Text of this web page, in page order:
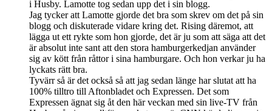
i Husby. Lamotte tog sedan upp det i sin blogg.
Jag tycker att Lamotte gjorde det bra som skrev om det på sin
blogg och diskuterade vidare kring det. Rising däremot, att
lägga ut ett rykte som hon gjorde, det är ju som att säga att det
är absolut inte sant att den stora hamburgerkedjan använder
sig av kött från råttor i sina hamburgare. Och hon verkar ju ha
lyckats rätt bra.
Tyvärr så är det också så att jag sedan länge har slutat att ha
100% tilltro till Aftonbladet och Expressen. Det som
Expressen ägnat sig åt den här veckan med sin live-TV från